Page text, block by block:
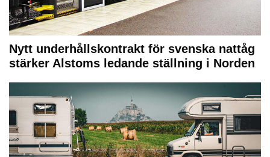
Nytt underhållskontrakt för svenska nattåg
stärker Alstoms ledande ställning i Norden